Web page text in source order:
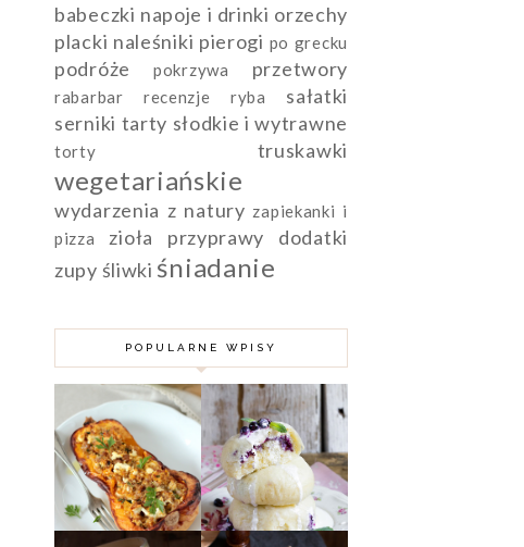
babeczki napoje i drinki orzechy
placki naleśniki pierogi po grecku
podróże pokrzywa przetwory
rabarbar recenzje ryba
sałatki
serniki tarty słodkie i wytrawne
torty truskawki
wegetariańskie
wydarzenia z natury zapiekanki i
pizza
zioła przyprawy dodatki
zupy śliwki śniadanie
POPULARNE WPISY
DYNIA PIŻMOWA
FASZEROWANA
MIĘSEM
MIELONYM,
KUSKUSEM I
FETĄ
PAMPUCHY Z
JAGODAMI